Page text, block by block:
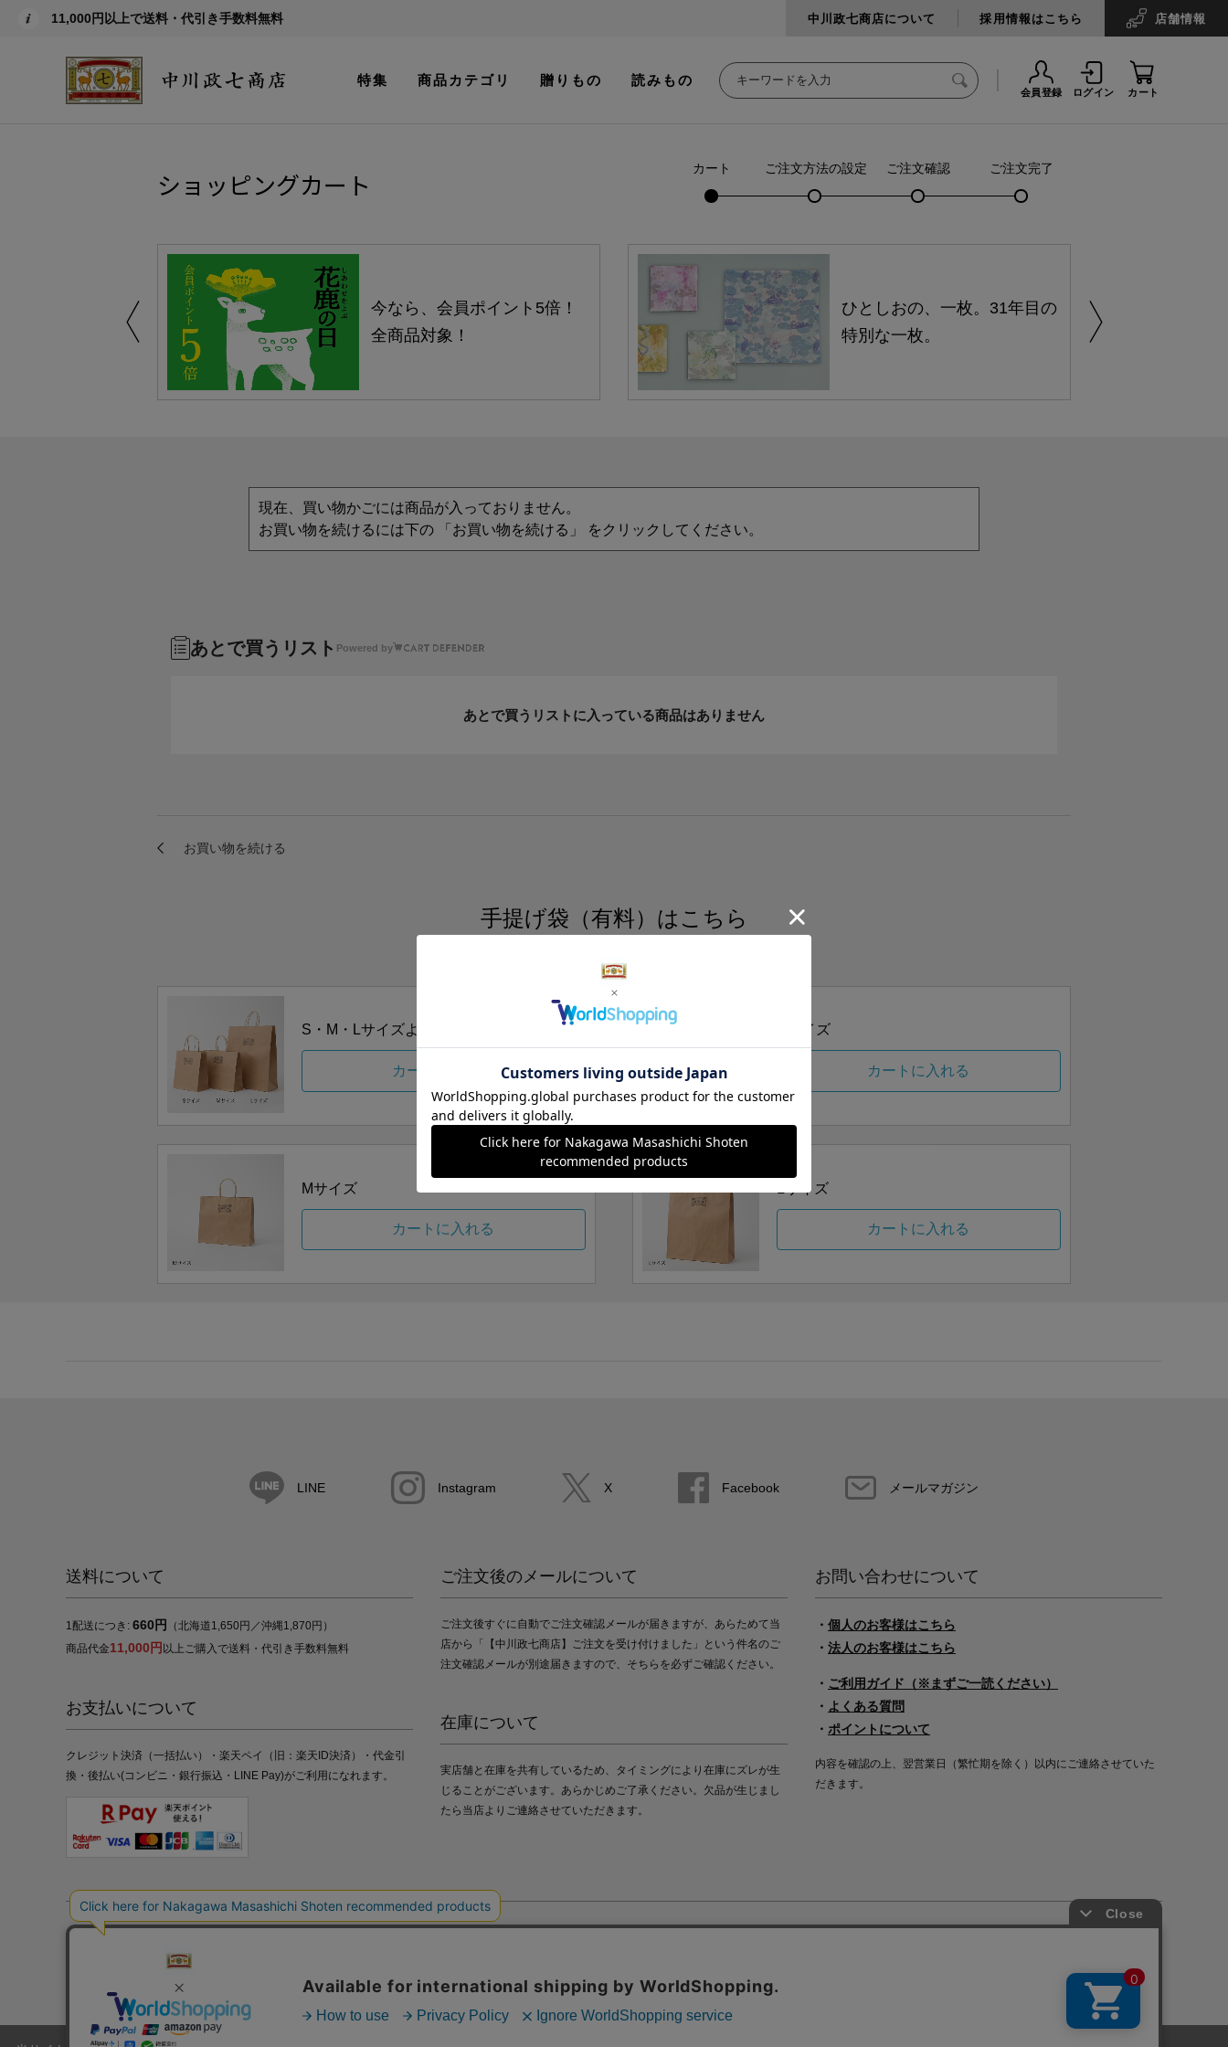
11,000円以上で送料・代引き手数料無料 中川政七商店について 採用情報はこちら 店舗情報
特集 商品カテゴリ 贈りもの 読みもの
会員登録 ログイン カート
ショッピングカート カート ご注文方法の設定 ご注文確認 ご注文完了
今なら、会員ポイント5倍！
全商品対象！
ひとしおの、一枚。31年目の
特別な一枚。
現在、買い物かごには商品が入っておりません。
お買い物を続けるには下の 「お買い物を続ける」 をクリックしてください。
あとで買うリスト Powered by
あとで買うリストに入っている商品はありません
手提げ袋（有料）はこちら
S・M・Lの3つサイズをご用意しております。
S・M・Lサイズより当店にお任せ
カートに入れる
Sサイズ
カートに入れる
Mサイズ
カートに入れる
Lサイズ
カートに入れる
LINE Instagram X Facebook メールマガジン
送料について
1配送につき: 660円
（北海道1,650円／沖縄1,870円）
商品代金11,000円 以上ご購入で送料・代引き手数料無料
お支払いについて
クレジット決済（一括払い）・楽天ペイ（旧：楽天ID決済）・代金引
換・後払い(コンビニ・銀行振込・LINE Pay)がご利用になれます。
ご注文後のメールについて
ご注文後すぐに自動でご注文確認メールが届きますが、あらためて当
店から「【中川政七商店】ご注文を受け付けました」という件名のご
注文確認メールが別途届きますので、そちらを必ずご確認ください。
在庫について
実店舗と在庫を共有しているため、タイミングにより在庫にズレが生
じることがございます。あらかじめご了承ください。欠品が生じまし
たら当店よりご連絡させていただきます。
お問い合わせについて
・ 個人のお客様はこちら
・ 法人のお客様はこちら
・ ご利用ガイド（※まずご一読ください）
・ よくある質問
・ ポイントについて
内容を確認の上、翌営業日（繁忙期を除く）以内にご連絡させていた
だきます。
プライバシーポリシー